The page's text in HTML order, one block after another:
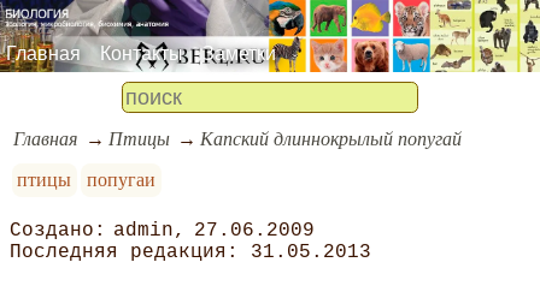
Главная Контакты Заметки
Главная Птицы
Капский длиннокрылый попугай
птицы
попугаи
admin
27.06.2009
31.05.2013